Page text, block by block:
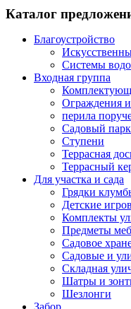
Каталог
Благоустройство
Системы
Входная группа
Ограждения
перила
Садовый
Ступени
Террасная
Террасный
Для участка и сада
Грядки
Детские
Комплекты
Предметы
Садовое
Садовые и
Складная
Шатры и
Шезлонги
Забор